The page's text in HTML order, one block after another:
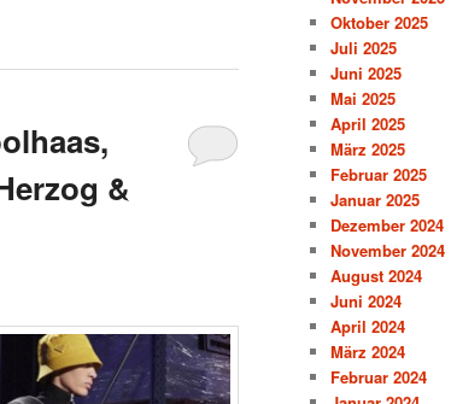
&
Oktober 2025
Juli 2025
Juni 2025
Mai 2025
April 2025
März 2025
Februar 2025
Januar 2025
Dezember 2024
November 2024
August 2024
Juni 2024
April 2024
März 2024
Februar 2024